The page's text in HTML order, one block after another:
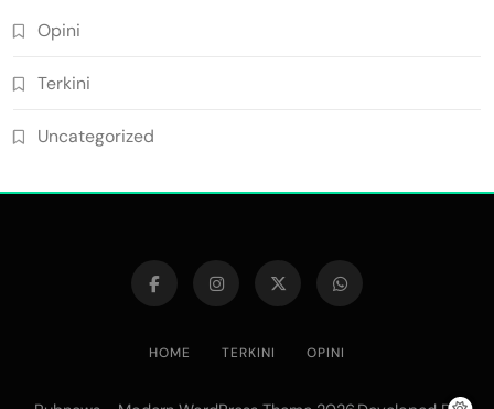
Opini
Terkini
Uncategorized
HOME TERKINI OPINI